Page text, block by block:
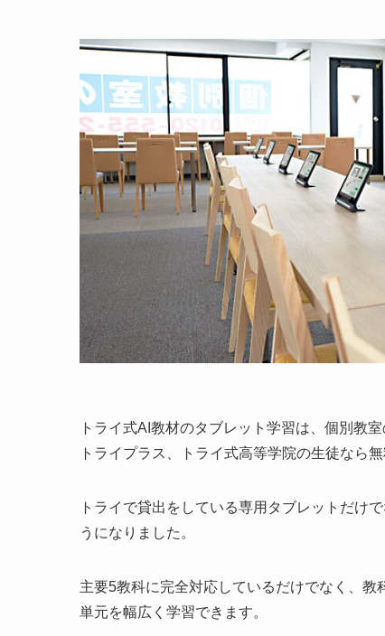
トライ式AI教材のタブレット学習は、個別教
トライプラス、トライ式高等学院の生徒なら無
トライで貸出をしている専用タブレットだけ
うになりました。
主要5教科に完全対応しているだけでなく、
単元を幅広く学習できます。